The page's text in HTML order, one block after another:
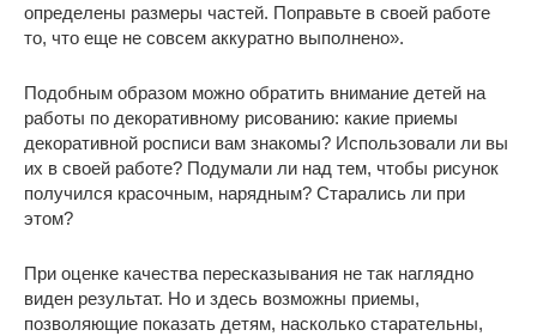
определены размеры частей. Поправьте в своей работе
то, что еще не совсем аккуратно выполнено».
Подобным образом можно обратить внимание детей на
работы по декоративному рисованию: какие приемы
декоративной росписи вам знакомы? Использовали ли вы
их в своей работе? Подумали ли над тем, чтобы рисунок
получился красочным, нарядным? Старались ли при
этом?
При оценке качества пересказывания не так наглядно
виден результат. Но и здесь возможны приемы,
позволяющие показать детям, насколько старательны,